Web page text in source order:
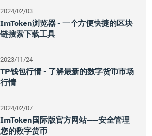
2024/02/03
ImToken浏览器 - 一个方便快捷的区块
链搜索下载工具
2023/11/24
TP钱包行情 - 了解最新的数字货币市场
行情
2024/02/07
ImToken国际版官方网站——安全管理
您的数字货币